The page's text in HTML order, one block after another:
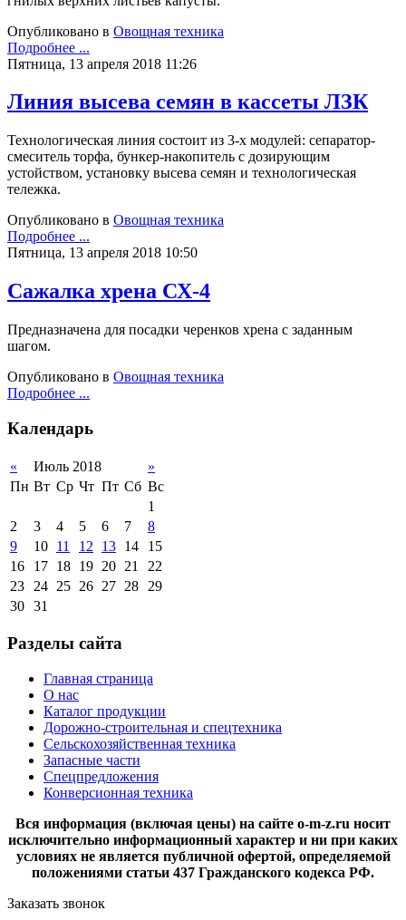
Опубликовано в Овощная техника
Подробнее ...
Пятница, 13 апреля 2018 11:26
Линия высева семян в кассеты ЛЗК
Технологическая линия состоит из 3-х модулей: сепаратор-
смеситель торфа, бункер-накопитель с дозирующим
устойством, установку высева семян и технологическая
тележка.
Опубликовано в Овощная техника
Подробнее ...
Пятница, 13 апреля 2018 10:50
Сажалка хрена СХ-4
Предназначена для посадки черенков хрена с заданным
шагом.
Опубликовано в Овощная техника
Подробнее ...
Календарь
« Июль 2018
»
Пн Вт Ср Чт Пт Сб Вс
1
2
3 4 5 6 7
8
9
10 11 12 13 14
15
16
17 18 19 20 21
22
23
24 25 26 27 28
29
30 31
Разделы сайта
Главная страница
О нас
Каталог продукции
Дорожно-строительная и спецтехника
Сельскохозяйственная техника
Запасные части
Спецпредложения
Конверсионная техника
Вся информация (включая цены) на сайте o-m-z.ru носит
исключительно информационный характер и ни при каких
условиях не является публичной офертой, определяемой
положениями статьи 437 Гражданского кодекса РФ.
Заказать звонок